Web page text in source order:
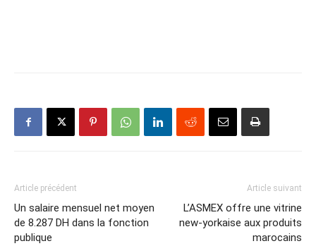
Article précédent
Un salaire mensuel net moyen
de 8.287 DH dans la fonction
publique
Article suivant
L’ASMEX offre une vitrine
new-yorkaise aux produits
marocains